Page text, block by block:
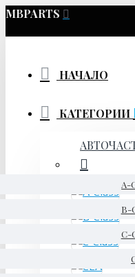
MBPARTS
НАЧАЛО
КАТЕГОРИИ
A-
B-
C-